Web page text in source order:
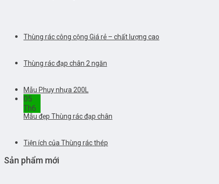
Thùng rác công cộng Giá rẻ – chất lượng cao
Thùng rác đạp chân 2 ngăn
Mẫu Phuy nhựa 200L
05
Th6
Mẫu đẹp Thùng rác đạp chân
Tiện ích của Thùng rác thép
Sản phẩm mới